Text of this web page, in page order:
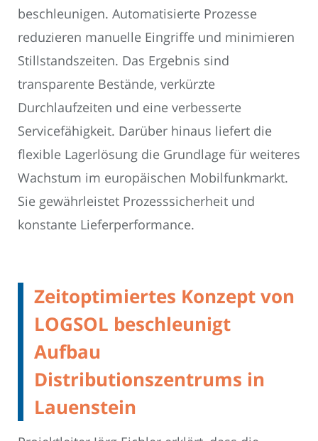
beschleunigen. Automatisierte Prozesse
reduzieren manuelle Eingriffe und minimieren
Stillstandszeiten. Das Ergebnis sind
transparente Bestände, verkürzte
Durchlaufzeiten und eine verbesserte
Servicefähigkeit. Darüber hinaus liefert die
flexible Lagerlösung die Grundlage für weiteres
Wachstum im europäischen Mobilfunkmarkt.
Sie gewährleistet Prozesssicherheit und
konstante Lieferperformance.
Zeitoptimiertes Konzept von
LOGSOL beschleunigt
Aufbau
Distributionszentrums in
Lauenstein